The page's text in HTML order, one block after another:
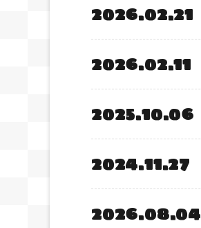
2026.02.21
2026.02.11
2025.10.06
2024.11.27
2026.08.04